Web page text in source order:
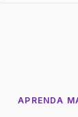
APRENDA